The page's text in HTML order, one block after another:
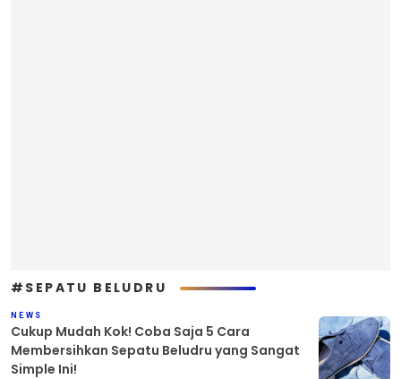
#SEPATU BELUDRU
NEWS
Cukup Mudah Kok! Coba Saja 5 Cara
Membersihkan Sepatu Beludru yang Sangat
Simple Ini!